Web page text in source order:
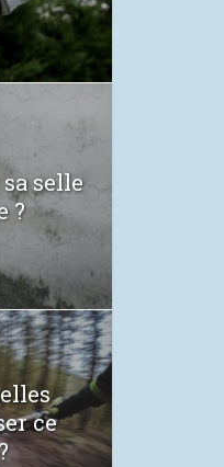
selle
?
ce